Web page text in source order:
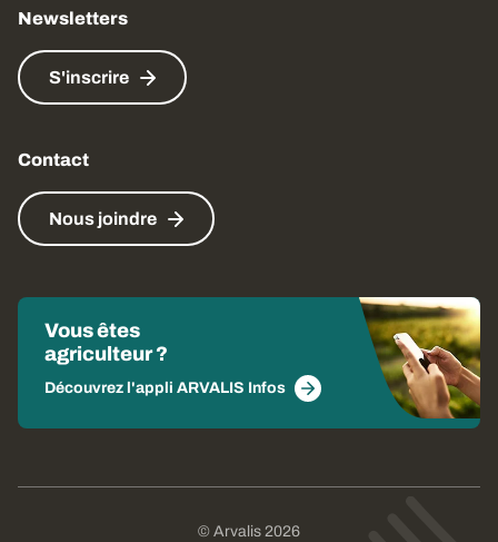
Newsletters
S'inscrire
Contact
Nous joindre
Vous êtes
agriculteur ?
Découvrez l'appli ARVALIS Infos
© Arvalis 2026